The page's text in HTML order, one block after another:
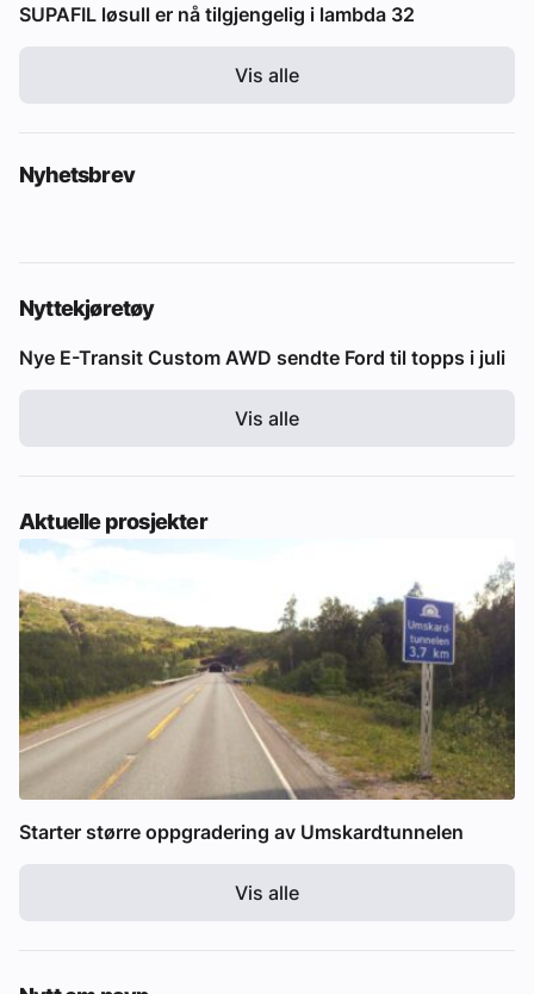
SUPAFIL løsull er nå tilgjengelig i lambda 32
Vis alle
Nyhetsbrev
Nyttekjøretøy
Nye E-Transit Custom AWD sendte Ford til topps i juli
Vis alle
Aktuelle prosjekter
Starter større oppgradering av Umskardtunnelen
Vis alle